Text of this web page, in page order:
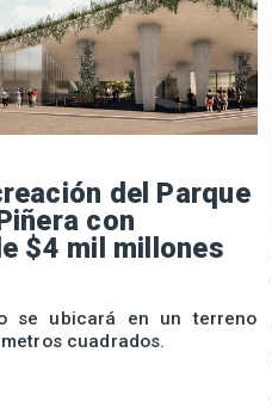
del Parque
con
$4 mil millones
se ubicará en un terreno
cuadrados.